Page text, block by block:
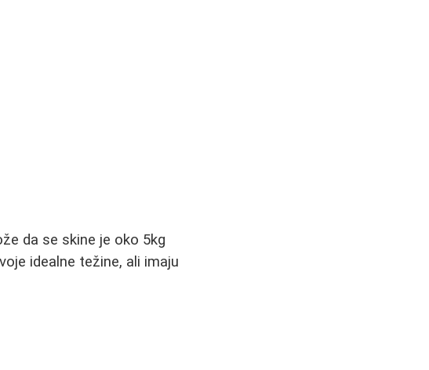
da se skine je oko 5kg
idealne težine, ali imaju